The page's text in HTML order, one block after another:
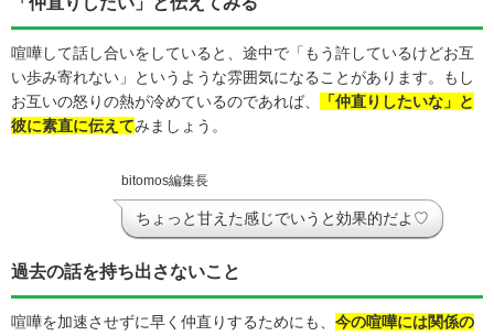
喧嘩して話し合いをしていると、途中で「もう許しているけどお互
い歩み寄れない」というような雰囲気になることがあります。もし
お互いの怒りの熱が冷めているのであれば、
「仲直りしたいな」と
彼に素直に伝えてみましょう。
bitomos編集長
ちょっと甘えた感じでいうと効果的だよ♡
過去の話を持ち出さないこと
喧嘩を加速させずに早く仲直りするためにも、 今の喧嘩には関係の